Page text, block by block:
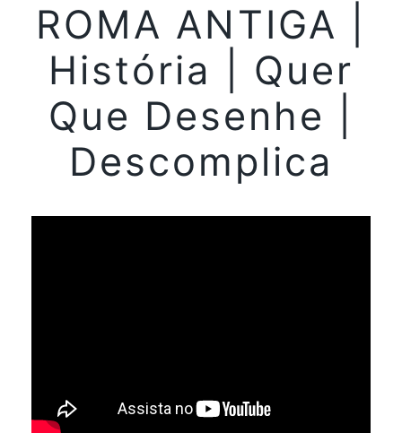
ROMA ANTIGA |
História | Quer
Que Desenhe |
Descomplica